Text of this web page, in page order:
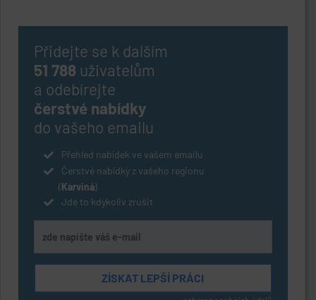
Přidejte se k dalším
51 788 uživatelům
a odebírejte
čerstvé nabídky
do vašeho emailu
Přehled nabídek ve vašem emailu
Čerstvé nabídky z vašeho regionu
(Karviná)
Jde to kdykoliv zrušit